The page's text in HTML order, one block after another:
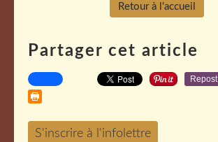
Retour à l'accueil
Partager cet article
Repost